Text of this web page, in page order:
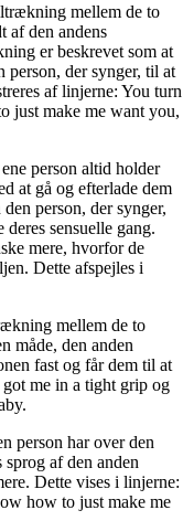
mellem de to
af den andens
er beskrevet som at
der synger, til at
af linjerne: You turn
just make me want you,
person altid holder
at gå og efterlade dem
person, der synger,
sensuelle gang.
mere, hvorfor de
Dette afspejles i
mellem de to
måde, den anden
fast og får dem til at
me in a tight grip og
person har over den
af den anden
Dette vises i linjerne:
how to just make me